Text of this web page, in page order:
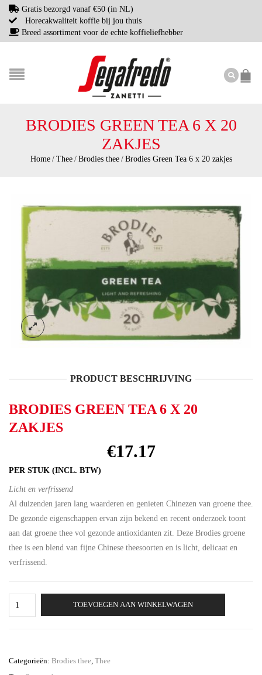
Gratis bezorgd vanaf €50 (in NL)
Horecakwaliteit koffie bij jou thuis
Breed assortiment voor de echte koffieliefhebber
BRODIES GREEN TEA 6 X 20
ZAKJES
Home / Thee / Brodies thee / Brodies Green Tea 6 x 20 zakjes
PRODUCT BESCHRIJVING
BRODIES GREEN TEA 6 X 20
ZAKJES
€17.17
PER STUK (INCL. BTW)
Licht en verfrissend
Al duizenden jaren lang waarderen en genieten Chinezen van groene thee.
De gezonde eigenschappen ervan zijn bekend en recent onderzoek toont
aan dat groene thee vol gezonde antioxidanten zit. Deze Brodies groene
thee is een blend van fijne Chinese theesoorten en is licht, delicaat en
verfrissend.
Green
20
TOEVOEGEN AAN WINKELWAGEN
Categorieën: Brodies thee, Thee